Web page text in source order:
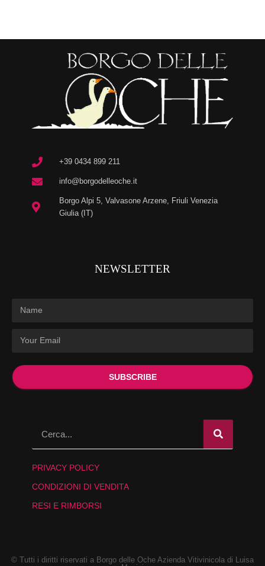
+39 0434 899 211
info@borgodelleoche.it
Borgo Alpi 5, Valvasone Arzene, Friuli Venezia
Giulia (IT)
NEWSLETTER
SUBSCRIBE
PRIVACY POLICY
CONDIZIONI DI VENDITA
RESI E RIMBORSI
© Tutti i diritti riservati a Borgo delle Oche Azienda Vitivinicola di Luisa